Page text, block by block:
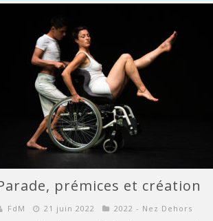
prémices et création
FdM 21 juin 2022 2022 - Nez Dehors